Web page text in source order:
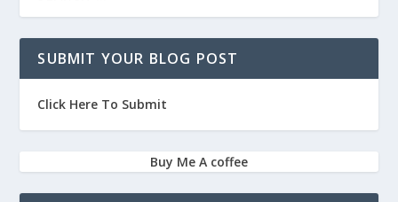
SUBMIT YOUR BLOG POST
Click Here To Submit
Buy Me A coffee